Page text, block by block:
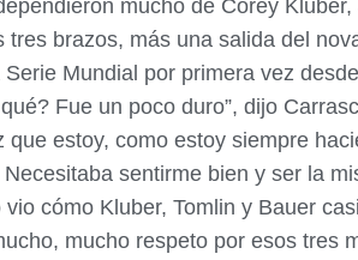
mucho de Corey
tres brazos, más una salida del
Serie Mundial por primera vez
Fue un poco duro”, dijo
que estoy, como estoy siempre
sentirme bien y ser la
vio cómo Kluber, Tomlin y Bauer
mucho respeto por esos tres